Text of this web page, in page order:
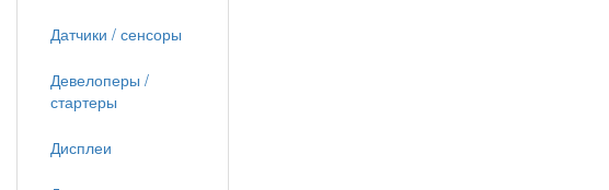
Датчики / сенсоры
Девелоперы /
стартеры
Дисплеи